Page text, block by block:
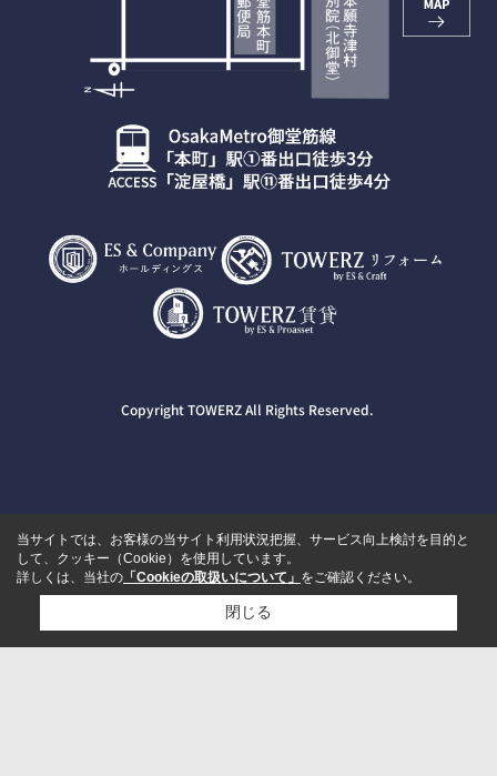
Copyright TOWERZ All Rights Reserved.
当サイトでは、お客様の当サイト利用状況把握、サービス向上検討を目的と
して、クッキー（Cookie）を使用しています。
詳しくは、当社の 「Cookieの取扱いについて」 をご確認ください。
閉じる